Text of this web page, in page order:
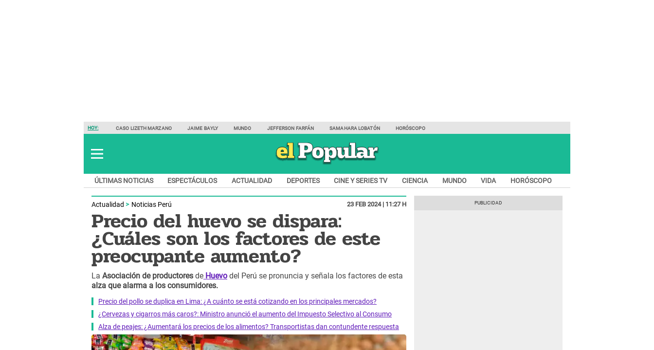
HOY: CASO LIZETH MARZANO JAIME BAYLY MUNDO JEFFERSON FARFÁN SAMAHARA LOBATÓN HORÓSCOPO
ÚLTIMAS NOTICIAS ESPECTÁCULOS ACTUALIDAD DEPORTES CINE Y SERIES TV CIENCIA MUNDO VIDA HORÓSCOPO
Actualidad Noticias Perú 23 FEB 2024 | 11:27 H
Precio del huevo se dispara:
¿Cuáles son los factores de este
preocupante aumento?
La Asociación de productores de Huevo del Perú se pronuncia y señala los factores de esta
alza que alarma a los consumidores.
Precio del pollo se duplica en Lima: ¿A cuánto se está cotizando en los principales mercados?
¿Cervezas y cigarros más caros?: Ministro anunció el aumento del Impuesto Selectivo al Consumo
Alza de peajes: ¿Aumentará los precios de los alimentos? Transportistas dan contundente respuesta